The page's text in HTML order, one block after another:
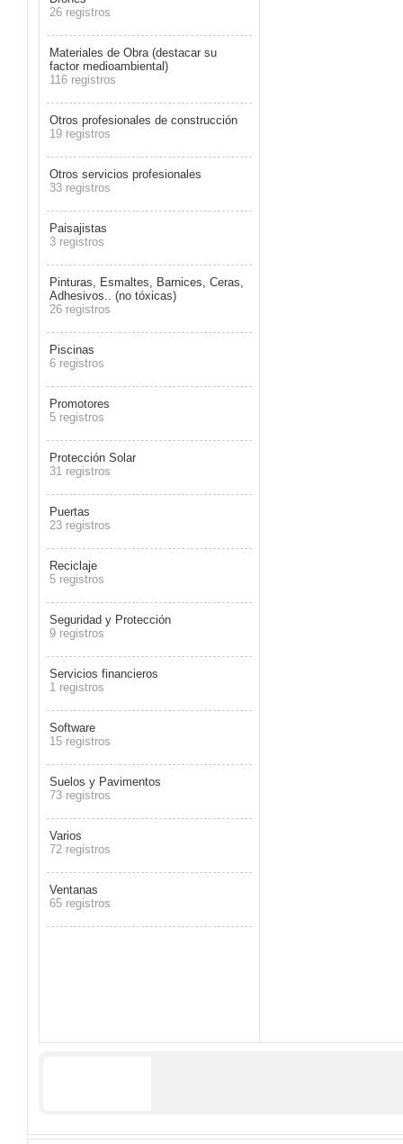
26 registros
Materiales de Obra (destacar su
factor medioambiental)
116 registros
Otros profesionales de construcción
19 registros
Otros servicios profesionales
33 registros
Paisajistas
3 registros
Pinturas, Esmaltes, Barnices, Ceras,
Adhesivos.. (no tóxicas)
26 registros
Piscinas
6 registros
Promotores
5 registros
Protección Solar
31 registros
Puertas
23 registros
Reciclaje
5 registros
Seguridad y Protección
9 registros
Servicios financieros
1 registros
Software
15 registros
Suelos y Pavimentos
73 registros
Varios
72 registros
Ventanas
65 registros